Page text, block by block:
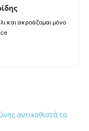
και ακροάζομαι μόνο
αντικαθιστά τα